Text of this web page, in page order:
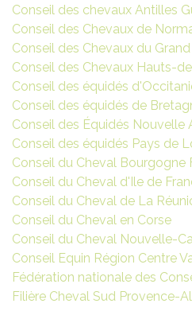
Conseil des chevaux Antilles
Conseil des Chevaux de
Conseil des Chevaux du
Conseil des Chevaux Hauts-
Conseil des équidés
Conseil des équidés de
Conseil des Équidés Nouvelle
Conseil des équidés Pays de
Conseil du Cheval Bourgogne
Conseil du Cheval d'Ile de
Conseil du Cheval de La
Conseil du Cheval en Corse
Conseil du Cheval Nouvelle-
Conseil Equin Région Centre
Fédération nationale des
Filière Cheval Sud Provence-